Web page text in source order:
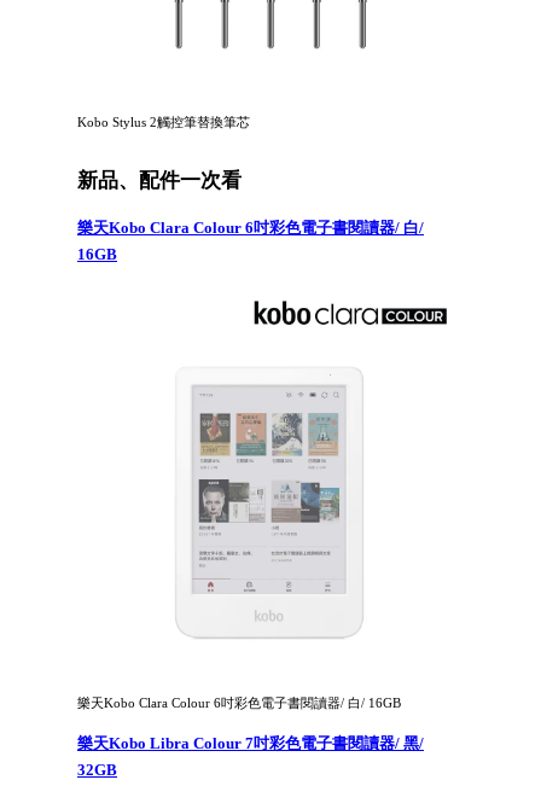
Kobo Stylus 2觸控筆替換筆芯
新品、配件一次看
樂天Kobo Clara Colour 6吋彩色電子書閱讀器/ 白/
16GB
樂天Kobo Clara Colour 6吋彩色電子書閱讀器/ 白/ 16GB
樂天Kobo Libra Colour 7吋彩色電子書閱讀器/ 黑/
32GB